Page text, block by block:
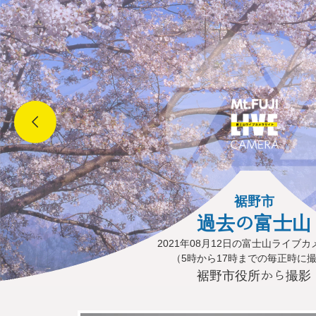
裾野市
過去の富士山
2021年08月12日の富士山ライブカ
（5時から17時までの毎正時に
裾野市役所から撮影